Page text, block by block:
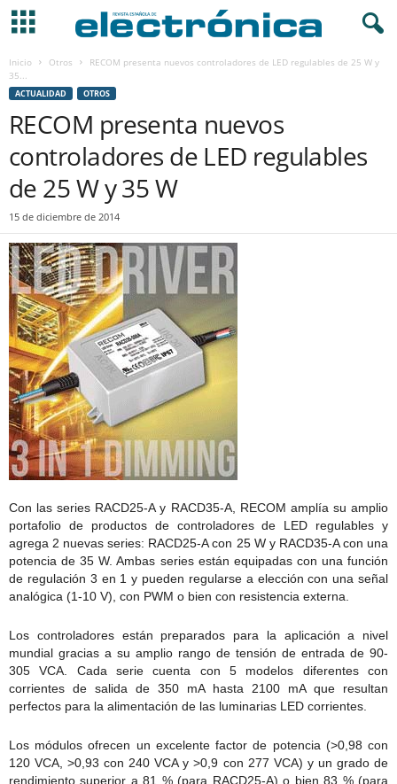
Inicio Otros
RECOM presenta nuevos controladores de LED regulables de 25 W y
35...
ACTUALIDAD OTROS
RECOM presenta nuevos
controladores de LED regulables
de 25 W y 35 W
15 de diciembre de 2014
Con las series RACD25-A y RACD35-A, RECOM amplía su amplio
portafolio de productos de controladores de LED regulables y
agrega 2 nuevas series: RACD25-A con 25 W y RACD35-A con una
potencia de 35 W. Ambas series están equipadas con una función
de regulación 3 en 1 y pueden regularse a elección con una señal
analógica (1-10 V), con PWM o bien con resistencia externa.
Los controladores están preparados para la aplicación a nivel
mundial gracias a su amplio rango de tensión de entrada de 90-
305 VCA. Cada serie cuenta con 5 modelos diferentes con
corrientes de salida de 350 mA hasta 2100 mA que resultan
perfectos para la alimentación de las luminarias LED corrientes.
Los módulos ofrecen un excelente factor de potencia (>0,98 con
120 VCA, >0,93 con 240 VCA y >0,9 con 277 VCA) y un grado de
rendimiento superior a 81 % (para RACD25-A) o bien 83 % (para